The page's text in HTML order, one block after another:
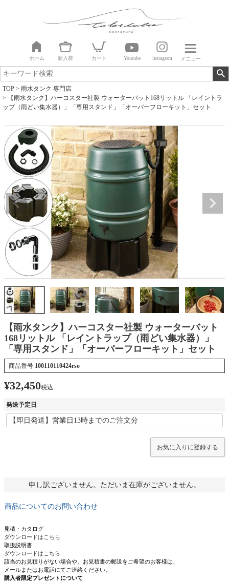
ホーム 新入荷 カート Youtube instagram メニュー
TOP
雨水タンク 専門店
【雨水タンク】ハーコスター社製 ウォーターバット168リットル 「レイントラ
ップ（雨どい集水器）」「専用スタンド」「オーバーフローキット」セット
【雨水タンク】ハーコスター社製 ウォーターバット
168リットル 「レイントラップ（雨どい集水器）」
「専用スタンド」「オーバーフローキット」セット
商品番号 100110110424rso
¥32,450税込
発送予定日
お気に入りに登録する
申し訳ございません。ただいま在庫がございません。
商品についてのお問い合わせ
見積・カタログ
ダウンロードはこちら
取扱説明書
ダウンロードはこちら
該当のお見積りがない場合や、お見積書の郵送をご希望のお客様は、
メールまたはお電話にてご連絡ください。
購入者限定プレゼントについて